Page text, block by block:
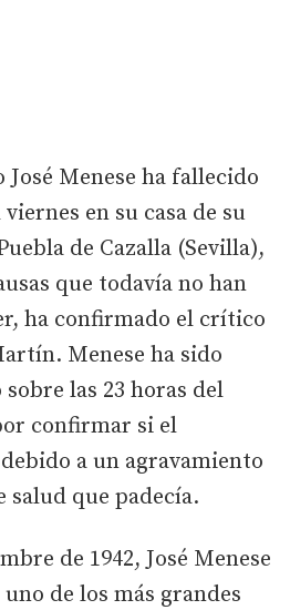
Menese ha fallecido
en su casa de su
de Cazalla (Sevilla),
que todavía no han
ha confirmado el crítico
Menese ha sido
las 23 horas del
confirmar si el
a un agravamiento
salud que padecía.
de 1942, José Menese
de los más grandes